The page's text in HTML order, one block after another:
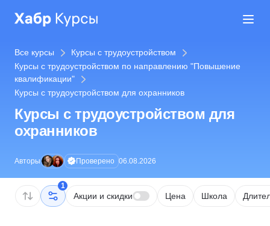
Все курсы
Курсы с трудоустройством
Курсы с трудоустройством по направлению "Повышение
квалификации"
Курсы с трудоустройством для охранников
Курсы с трудоустройством для
охранников
Авторы Проверено 06.08.2026
1
Акции и скидки Цена Школа